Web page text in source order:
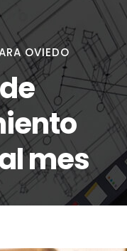
OVIEDO
mes